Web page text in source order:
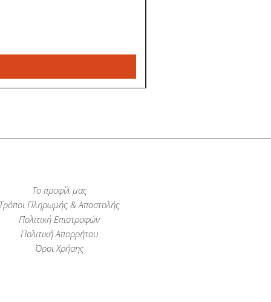
Το προφίλ μας
Τρόποι Πληρωμής & Αποστολής
Πολιτική Επιστροφών
Πολιτική Απορρήτου
Όροι Χρήσης